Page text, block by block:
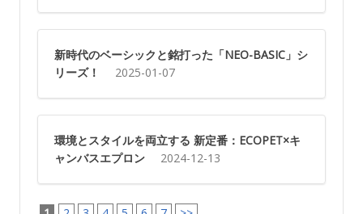
新時代のベーシックと銘打った「NEO-BASIC」シ
リーズ！
2025-01-07
環境とスタイルを両立する 新定番：ECOPET×キ
ャンバスエプロン
2024-12-13